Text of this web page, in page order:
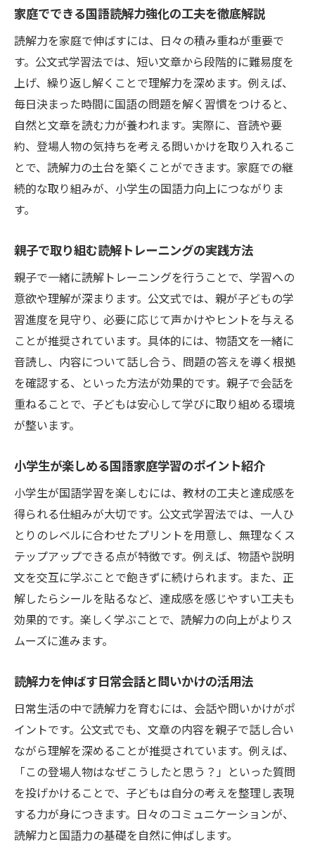
家庭でできる読解トレーニング実践例
家庭学習で実践できる国語読解力強化トレ
ーニング
小学生が楽しく続ける読解トレーニングの
工夫
親子で取り組む国語力アップの実践例を紹
介
読解力を高めるための毎日の習慣作りポイ
ント
家庭で継続できる読解トレーニングのヒン
ト
未来を広げる国語学習の秘訣を紹介
国語力が未来を広げる理由とその基礎を解
説
読解力を生かした学び方で可能性を広げる
方法
小学生の国語学習が将来に与える影響とは
性
公文式を活用した国語学習の成功体験紹介
国語力と読解力で未来を切り拓くための秘
訣
家庭でできる国語読解力強化の工夫を徹底解説
読解力を家庭で伸ばすには、日々の積み重ねが重要で
す。公文式学習法では、短い文章から段階的に難易度を
上げ、繰り返し解くことで理解力を深めます。例えば、
毎日決まった時間に国語の問題を解く習慣をつけると、
自然と文章を読む力が養われます。実際に、音読や要
約、登場人物の気持ちを考える問いかけを取り入れるこ
とで、読解力の土台を築くことができます。家庭での継
続的な取り組みが、小学生の国語力向上につながりま
す。
親子で取り組む読解トレーニングの実践方法
親子で一緒に読解トレーニングを行うことで、学習への
意欲や理解が深まります。公文式では、親が子どもの学
習進度を見守り、必要に応じて声かけやヒントを与える
ことが推奨されています。具体的には、物語文を一緒に
音読し、内容について話し合う、問題の答えを導く根拠
を確認する、といった方法が効果的です。親子で会話を
重ねることで、子どもは安心して学びに取り組める環境
が整います。
小学生が楽しめる国語家庭学習のポイント紹介
小学生が国語学習を楽しむには、教材の工夫と達成感を
得られる仕組みが大切です。公文式学習法では、一人ひ
とりのレベルに合わせたプリントを用意し、無理なくス
テップアップできる点が特徴です。例えば、物語や説明
文を交互に学ぶことで飽きずに続けられます。また、正
解したらシールを貼るなど、達成感を感じやすい工夫も
効果的です。楽しく学ぶことで、読解力の向上がよりス
ムーズに進みます。
読解力を伸ばす日常会話と問いかけの活用法
日常生活の中で読解力を育むには、会話や問いかけがポ
イントです。公文式でも、文章の内容を親子で話し合い
ながら理解を深めることが推奨されています。例えば、
「この登場人物はなぜこうしたと思う？」といった質問
を投げかけることで、子どもは自分の考えを整理し表現
する力が身につきます。日々のコミュニケーションが、
読解力と国語力の基礎を自然に伸ばします。